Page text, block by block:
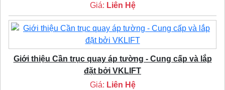
Giá: Liên Hệ
Giới thiệu Cần trục quay áp tường - Cung cấp và lắp
đặt bởi VKLIFT
Giá: Liên Hệ